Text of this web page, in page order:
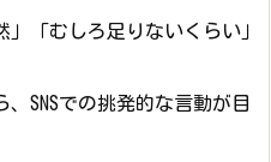
」「むしろ足りないくらい」
SNSでの挑発的な言動が目